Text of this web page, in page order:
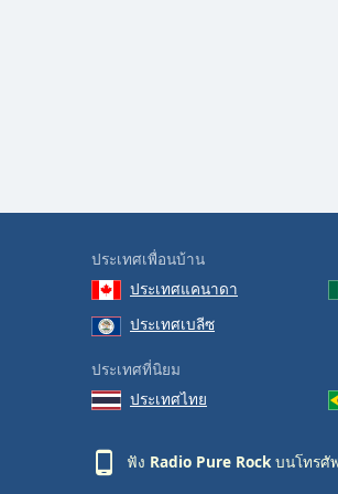
ประเทศเพื่อนบ้าน
ประเทศแคนาดา
ประเทศเบลีซ
ประเทศที่นิยม
ประเทศไทย
ฟัง Radio Pure Rock บนโทรศั